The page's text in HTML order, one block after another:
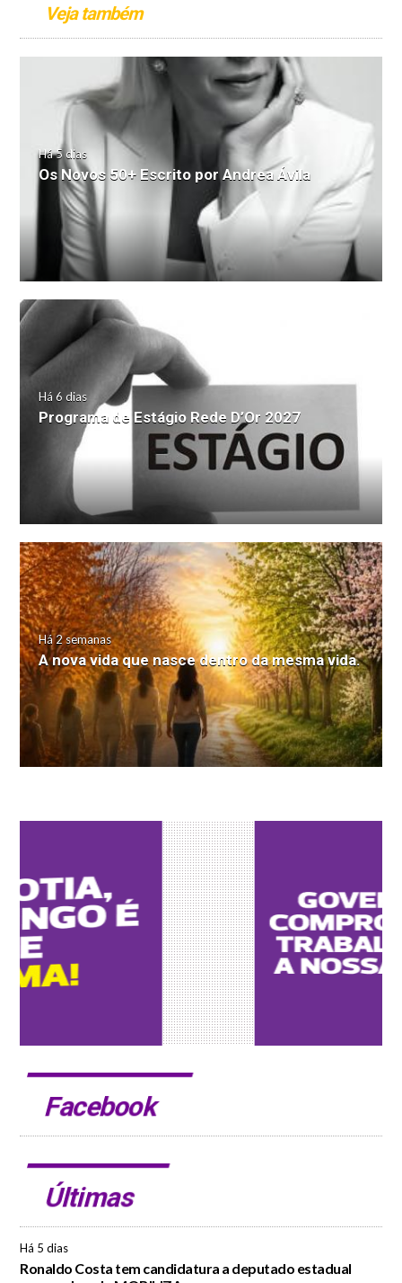
Veja também
Há 5 dias
Os Novos 50+ Escrito por Andrea Ávila
Há 6 dias
Programa de Estágio Rede D’Or 2027
Há 2 semanas
A nova vida que nasce dentro da mesma vida.
Facebook
Últimas
Há 5 dias
Ronaldo Costa tem candidatura a deputado estadual